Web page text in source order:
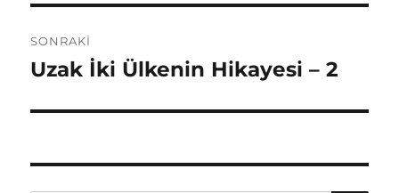
SONRAKI
Sonraki
Uzak İki Ülkenin Hikayesi – 2